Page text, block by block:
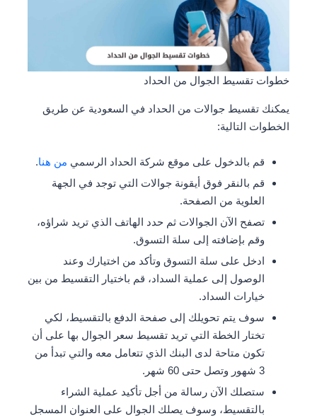
خطوات تقسيط الجوال من الحداد
يمكنك تقسيط جوالات من الحداد في السعودية عن طريق
الخطوات التالية:
قم بالدخول على موقع شركة الحداد الرسمي من هنا.
قم بالنقر فوق أيقونة جوالات التي توجد في الجهة
العلوية من الصفحة.
تصفح الآن الجوالات ثم حدد الهاتف الذي تريد شراؤه،
وقم بإضافته إلى سلة التسوق.
ادخل على سلة التسوق وتأكد من اختيارك وعند
الوصول إلى عملية السداد، قم باختيار التقسيط من بين
خيارات السداد.
سوف يتم تحويلك إلى صفحة الدفع بالتقسيط، لكي
تختار الخطة التي تريد تقسيط سعر الجوال بها على أن
تكون متاحة لدى البنك الذي تتعامل معه والتي تبدأ من
3 شهور وتصل حتى 60 شهر.
ستصلك الآن رسالة من أجل تأكيد عملية الشراء
بالتقسيط، وسوف يصلك الجوال على العنوان المسجل